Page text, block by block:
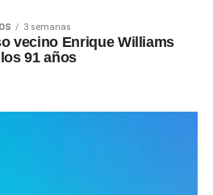
3 semanas
vecino Enrique Williams
91 años